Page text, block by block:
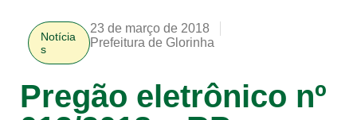
Notícia
s
23 de março de 2018
Prefeitura de Glorinha
Pregão eletrônico nº